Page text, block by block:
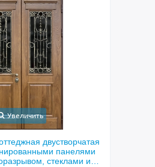
Увеличить
двустворчатая
панелями
стеклами и